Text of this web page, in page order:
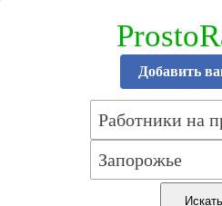
Добавить